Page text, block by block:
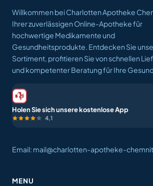
Willkommen bei Charlotten Apotheke
Ihrer zuverlässigen Online-Apotheke für
hochwertige Medikamente und
Gesundheitsprodukte. Entdecken Sie
Sortiment, profitieren Sie von schnellen
und kompetenter Beratung für Ihre
Holen Sie sich unsere kostenlose App
4,1
Email: mail@charlotten-apotheke-
MENU